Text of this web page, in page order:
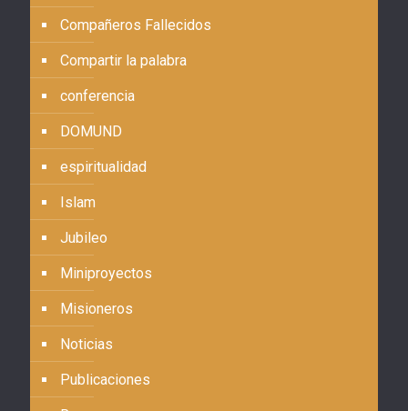
Compañeros Fallecidos
Compartir la palabra
conferencia
DOMUND
espiritualidad
Islam
Jubileo
Miniproyectos
Misioneros
Noticias
Publicaciones